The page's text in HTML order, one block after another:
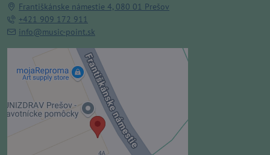
Františkánske námestie 4, 080 01 Prešov
+421 909 172 911
info@music-point.sk
Externý obsah je blokovaný
Voľbami súkromia
Prajete si načítať externý obsah?
Povoliť tentokrát